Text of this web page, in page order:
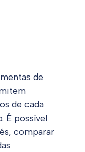
de
de cada
É possível
comparar